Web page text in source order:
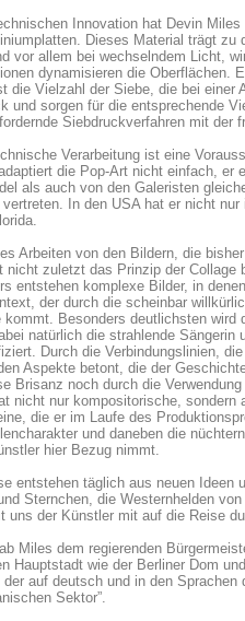
Innovation hat Devin
Dieses Material trägt
vor allem bei wechselndem Licht,
dynamisieren die Oberflächen.
die Vielzahl der Siebe, die bei einer
und sorgen für die entsprechende
Siebdruckverfahren mit der
Verarbeitung ist eine
die Pop-Art nicht einfach, er
als auch von den Galeristen
In den USA hat er nicht
Arbeiten von den Bildern, die
nicht zuletzt das Prinzip der
entstehen komplexe Bilder, in
der durch die scheinbar
Besonders deutlichsten wird
natürlich die strahlende
Durch die Verbindungslinien,
Aspekte betont, die der
Brisanz noch durch die
nicht nur kompositorische,
die er im Laufe des
und daneben die
hier Bezug nimmt.
entstehen täglich aus neuen Ideen
Sternchen, die Westernhelden
uns der Künstler mit auf die Reise
Miles dem regierenden
Hauptstadt wie der Berliner Dom
auf deutsch und in den
Sektor”.